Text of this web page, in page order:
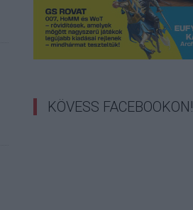
KÖVESS FACEBOOKON!